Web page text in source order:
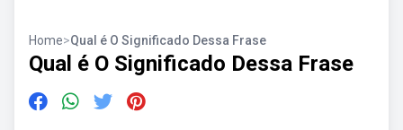
Home>Qual é O Significado Dessa Frase
Qual é O Significado Dessa Frase